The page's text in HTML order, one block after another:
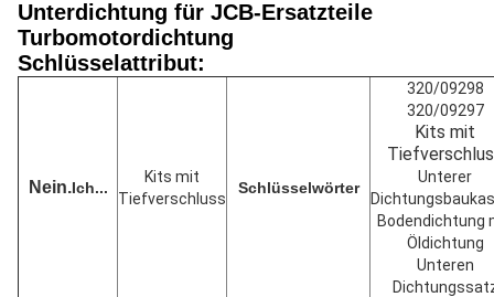
Unterdichtung für JCB-Ersatzteile
Turbomotordichtung
Schlüsselattribut:
Nein.Ich...
Kits mit
Tiefverschluss
Schlüsselwörter
320/09298
320/09297
Kits mit
Unterer
Bodendichtung
Öldichtung
Unteren